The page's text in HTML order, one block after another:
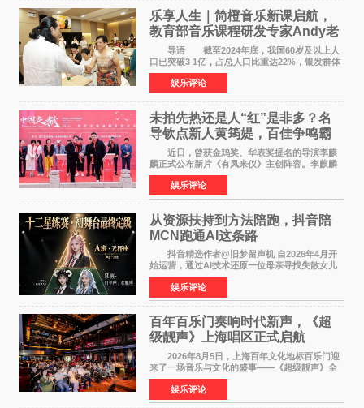
乐享人生｜简橙音乐新课启航，
教育部音乐课程研发专家Andy老
师重磅入驻领航银龄琴声
导语 截至2024年底，我国60岁及以上人
口已突破3 1亿，占总人口比重达22%，银发群体
的精神文化需求日益凸显。2024年1月，国务院办
公厅印发《关于发展银发经济增进老年人福祉的
意见》——这是
娱乐评论
未拍先热还是人“红”是非多？名
导钦点新人黄筠媞，百佳争鸣霸
气回应
近日，曾获金鸡奖、华表奖提名的导演李麒
麟正式公布新片《有凤来仪》主创阵容。李麒麟
早年凭电影《华容道》获得金鸡奖、华表奖提
名，此后长期参与国内外电影制作，其担任制片
人参与的作品亦曾
娱乐评论
从资源扶持到方法陪跑，抖音陪
MCN跑通AI这条路
抖音精选作者@旧梦留声机 自2026年4月开
始运营，通过AI技术还原一位母亲寻找失散女儿
的故事，凭借强情感表达获得大量用户关注，发
布仅21小时便获得超1亿曝光、超1000万互动。
此后，账号持续沿
娱乐评论
百年百乐门奏响时代新声，《超
级靓声》上海唱区正式启航
2026年8月5日，上海百年文化地标百乐门迎
来了一场音乐与文化的盛事——《超级靓声》全
国励志音乐公益节目上海唱区新闻发布会暨启动
仪式在此隆重举行。各界领导、嘉宾与媒体朋友
齐聚一堂，共同
娱乐评论